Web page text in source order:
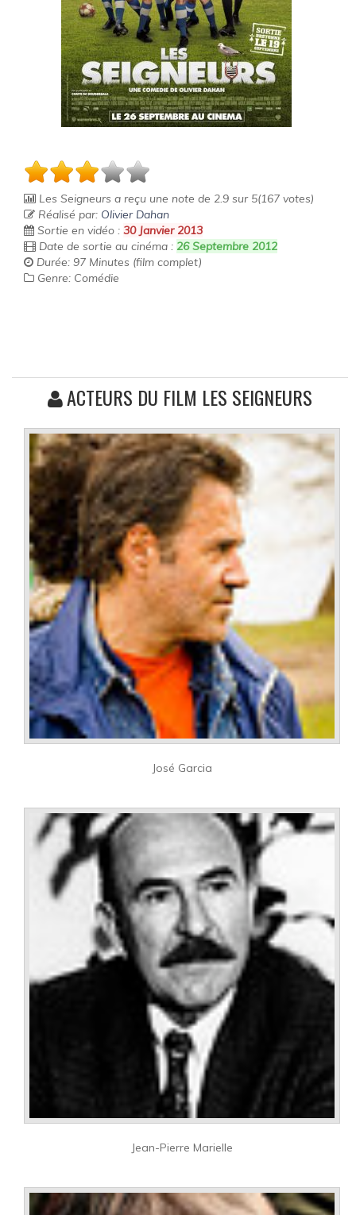
Les Seigneurs a reçu une note de 2.9 sur 5(167 votes)
Réalisé par: Olivier Dahan
Sortie en vidéo : 30 Janvier 2013
Date de sortie au cinéma : 26 Septembre 2012
Durée: 97 Minutes (film complet)
Genre: Comédie
ACTEURS DU FILM LES SEIGNEURS
José Garcia
Jean-Pierre Marielle